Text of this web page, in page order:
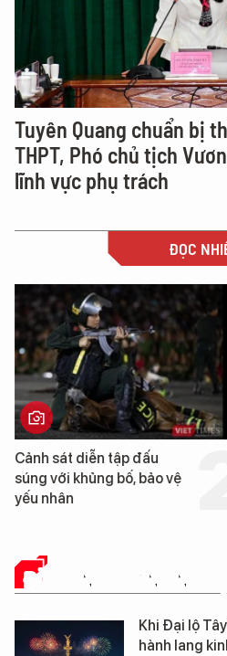
Tuyên Quang chuẩn bị
THPT, Phó chủ tịch
lĩnh vực phụ trách
ĐỌC
Cảnh sát diễn tập đấu
súng với khủng bố, bảo vệ
yếu nhân
ĐỜI SỐNG DOANH NGHIỆP
Khi Đại lộ
hành lang